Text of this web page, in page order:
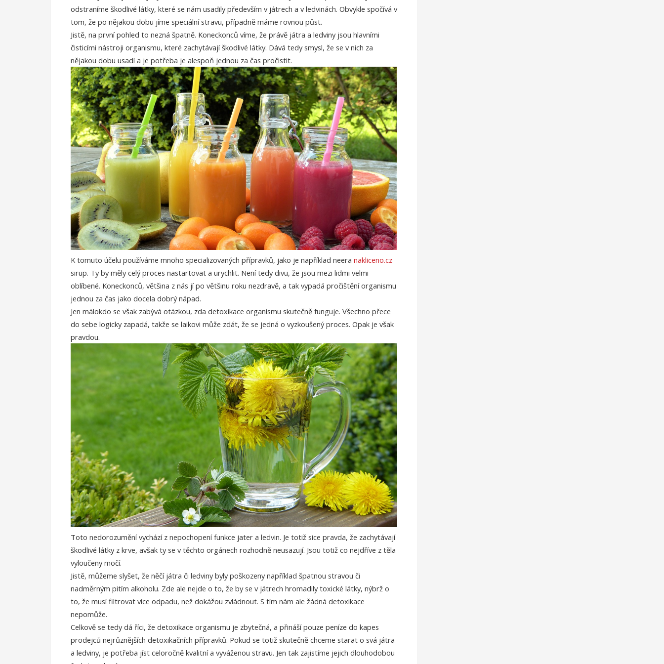
odstraníme škodlivé látky, které se nám usadily především v játrech a v ledvinách. Obvykle spočívá v
tom, že po nějakou dobu jíme speciální stravu, případně máme rovnou půst.
Jistě, na první pohled to nezná špatně. Koneckonců víme, že právě játra a ledviny jsou hlavními
čisticími nástroji organismu, které zachytávají škodlivé látky. Dává tedy smysl, že se v nich za
nějakou dobu usadí a je potřeba je alespoň jednou za čas pročistit.
K tomuto účelu používáme mnoho specializovaných přípravků, jako je například neera nakliceno.cz
sirup. Ty by měly celý proces nastartovat a urychlit. Není tedy divu, že jsou mezi lidmi velmi
oblíbené. Koneckonců, většina z nás jí po většinu roku nezdravě, a tak vypadá pročištění organismu
jednou za čas jako docela dobrý nápad.
Jen málokdo se však zabývá otázkou, zda detoxikace organismu skutečně funguje. Všechno přece
do sebe logicky zapadá, takže se laikovi může zdát, že se jedná o vyzkoušený proces. Opak je však
pravdou.
Toto nedorozumění vychází z nepochopení funkce jater a ledvin. Je totiž sice pravda, že zachytávají
škodlivé látky z krve, avšak ty se v těchto orgánech rozhodně neusazují. Jsou totiž co nejdříve z těla
vyloučeny močí.
Jistě, můžeme slyšet, že něčí játra či ledviny byly poškozeny například špatnou stravou či
nadměrným pitím alkoholu. Zde ale nejde o to, že by se v játrech hromadily toxické látky, nýbrž o
to, že musí filtrovat více odpadu, než dokážou zvládnout. S tím nám ale žádná detoxikace
nepomůže.
Celkově se tedy dá říci, že detoxikace organismu je zbytečná, a přináší pouze peníze do kapes
prodejců nejrůznějších detoxikačních přípravků. Pokud se totiž skutečně chceme starat o svá játra
a ledviny, je potřeba jíst celoročně kvalitní a vyváženou stravu. Jen tak zajistíme jejich dlouhodobou